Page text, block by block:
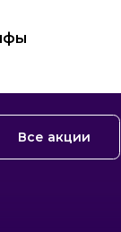
Все акции